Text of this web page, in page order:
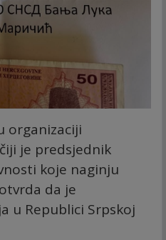
organizaciji
je predsjednik
koje naginju
da je
u Republici Srpskoj